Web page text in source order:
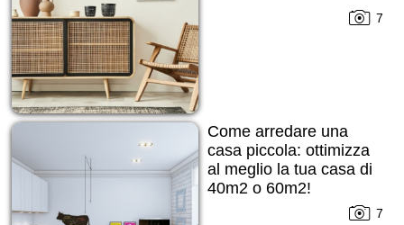
7
Come arredare una
casa piccola: ottimizza
al meglio la tua casa di
40m2 o 60m2!
7